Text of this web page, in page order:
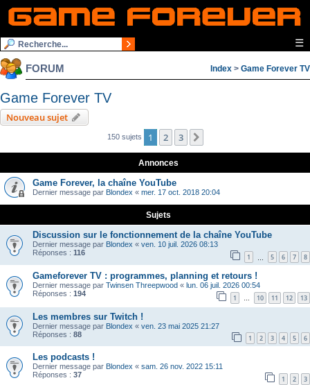
☰
FORUM Index > Game Forever TV
Game Forever TV
Nouveau sujet
150 sujets 1 2 3
Annonces
Game Forever, la chaîne YouTube
Dernier message par Blondex « mer. 17 oct. 2018 20:04
Sujets
Discussion sur le fonctionnement de la chaîne YouTube
Dernier message par Blondex « ven. 10 juil. 2026 08:13
Réponses : 116 1 5 6 7 8
Gameforever TV : programmes, planning et retours !
Dernier message par Twinsen Threepwood « lun. 06 juil. 2026 00:54
Réponses : 194 1 … 10 11 12 13
Les membres sur Twitch !
Dernier message par Blondex « ven. 23 mai 2025 21:27
Réponses : 88 1 2 3 4 5 6
Les podcasts !
Dernier message par Blondex « sam. 26 nov. 2022 15:11
Réponses : 37 1 2 3